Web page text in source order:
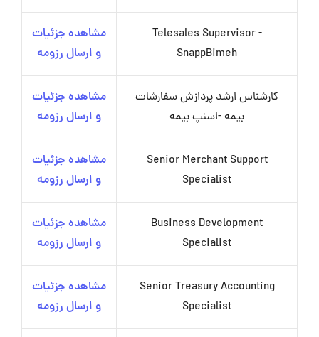
Telesales Supervisor -
SnappBimeh
مشاهده جزئیات
و ارسال رزومه
کارشناس ارشد پردازش سفارشات
بیمه -اسنپ بیمه
مشاهده جزئیات
و ارسال رزومه
Senior Merchant Support
Specialist
مشاهده جزئیات
و ارسال رزومه
Business Development
Specialist
مشاهده جزئیات
و ارسال رزومه
Senior Treasury Accounting
Specialist
مشاهده جزئیات
و ارسال رزومه